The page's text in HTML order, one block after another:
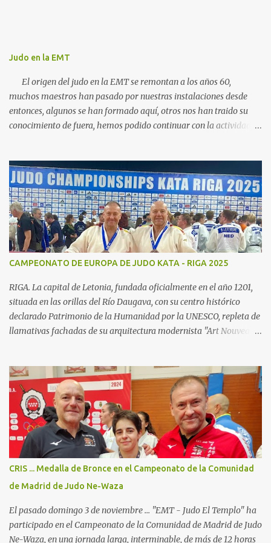
Judo en la EMT
El origen del judo en la EMT se remontan a los años 60,
muchos maestros han pasado por nuestras instalaciones desde
entonces, algunos se han formado aquí, otros nos han traido su
conocimiento de fuera, hemos podido continuar con la actividad
se han ido encargando de las diferentes actividades sociales han
visto en el judo un "valor", algo que continuamos realizando igual,
con el cariño que antiguas generaciones de judocas continuan
enviandonos, incluso trayendo a sus hijos, somos conscientes de la
importancia de nuestra escuela para todos vosotros, esta nuestra
familia. Actualmente la actividad de judo continua en tres grupos
diferenciados de iniciacion, cadete y competición, desde la edad de
nuestra idea es disfrutar de nuestro deporte, potenciando todas las
facetas que...
CAMPEONATO DE EUROPA DE JUDO KATA - RIGA 2025
RIGA. La capital de Letonia, fundada oficialmente en el año 1201,
situada en las orillas del Río Daugava, con su centro histórico
declarado Patrimonio de la Humanidad por la UNESCO, repleta de
llamativas fachadas de su arquitectura modernista "Art Nouveau",
Kata 2025; en el "International Exhibition Centre", con todo
dispuesto para uno de los campeonatos continentales con más
participantes en esta disciplina. (23 países y cerca de 400 judokas).
Para el "JudoElTemplo - Team Madrid/Fran & Tibor" era nuestra
4a participación en un Campeonato de Europa de Judo Kata ...
pero la primera en la cual participamos con 2 Katas: Kodokan
Goshin Jutsu y Koshiki No Kata ("Las formas antiguas") ... que por
primera vez está incluido en el programa oficial de los
campeonatos continentales, y ya está oficialmente incluido...
CRIS ... Medalla de Bronce en el Campeonato de la Comunidad
de Madrid de Judo Ne-Waza
El pasado domingo 3 de noviembre ... "EMT - Judo El Templo" ha
participado en el Campeonato de la Comunidad de Madrid de Judo
Ne-Waza, en una jornada larga, interminable, de más de 12 horas